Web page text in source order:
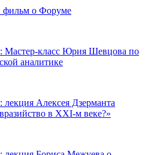
фильм о Форуме
Мастер-класс Юрия Шевцова по
аналитике
лекция Алексея Дзерманта
в XXI-м веке?»